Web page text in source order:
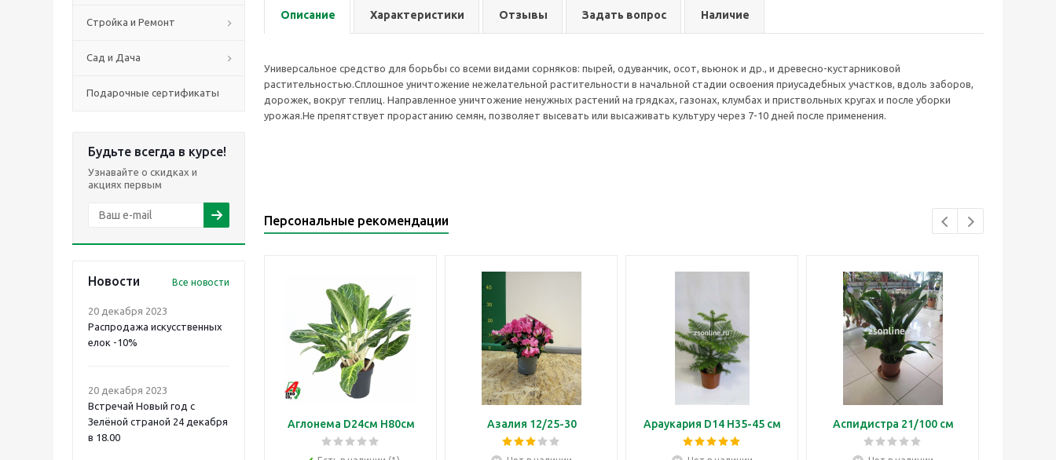
Стройка и Ремонт
Сад и Дача
Подарочные сертификаты
Будьте всегда в курсе!
Узнавайте о скидках и
акциях первым
Новости Все новости
20 декабря 2023
Распродажа искусственных
елок -10%
20 декабря 2023
Встречай Новый год с
Зелёной страной 24 декабря
в 18.00
Описание Характеристики Отзывы Задать вопрос Наличие
Универсальное средство для борьбы со всеми видами сорняков: пырей, одуванчик, осот, вьюнок и др., и древесно-кустарниковой
растительностью.Сплошное уничтожение нежелательной растительности в начальной стадии освоения приусадебных участков, вдоль заборов,
дорожек, вокруг теплиц. Направленное уничтожение ненужных растений на грядках, газонах, клумбах и приствольных кругах и после уборки
урожая.Не препятствует прорастанию семян, позволяет высевать или высаживать культуру через 7-10 дней после применения.
Персональные рекомендации
Аглонема D24см H80см Азалия 12/25-30 Араукария D14 H35-45 см Аспидистра 21/100 см